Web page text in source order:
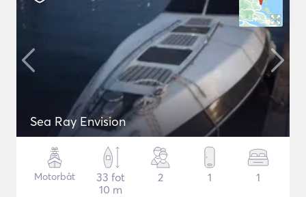
Sea Ray Envision
Motorbåt
33 fot
10 m
2 1 1